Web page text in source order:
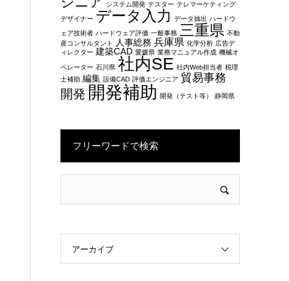
システム開発 テスター テレマーケティング
デザイナー データ入力 データ抽出 ハードウ
ェア技術者 ハードウェア評価 一般事務 三重県 不動
産コンサルタント
人事総務 兵庫県 化学分析 広告デ
ィレクター 建築CAD 愛媛県 業務マニュアル作成 機械オ
ペレーター 石川県 社内SE 社内Web担当者 税理
士補助 編集 設備CAD 評価エンジニア 貿易事務
開発 開発補助 開発（テスト等） 静岡県
フリーワードで検索
アーカイブ